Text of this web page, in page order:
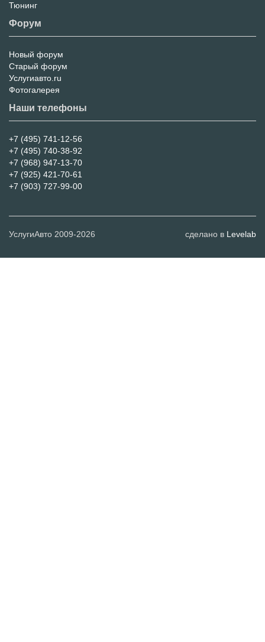
Тюнинг
Форум
Форум
Новый форум
Старый форум
Услугиавто.ru
Фотогалерея
Наши телефоны
+7 (495) 741-12-56
+7 (495) 740-38-92
+7 (968) 947-13-70
+7 (925) 421-70-61
+7 (903) 727-99-00
УслугиАвто 2009-2026 сделано в Levelab